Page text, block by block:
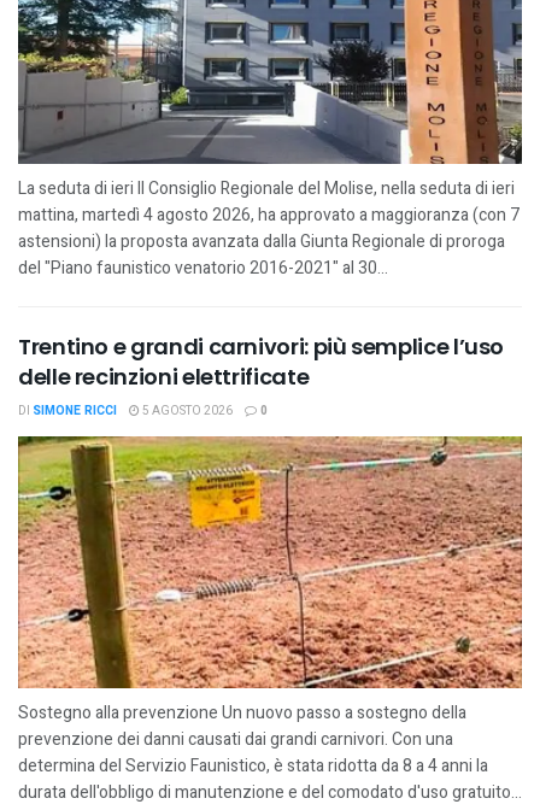
La seduta di ieri Il Consiglio Regionale del Molise, nella seduta di ieri
mattina, martedì 4 agosto 2026, ha approvato a maggioranza (con 7
astensioni) la proposta avanzata dalla Giunta Regionale di proroga
del "Piano faunistico venatorio 2016-2021" al 30...
Trentino e grandi carnivori: più semplice l’uso
delle recinzioni elettrificate
DI SIMONE RICCI 5 AGOSTO 2026 0
Sostegno alla prevenzione Un nuovo passo a sostegno della
prevenzione dei danni causati dai grandi carnivori. Con una
determina del Servizio Faunistico, è stata ridotta da 8 a 4 anni la
durata dell'obbligo di manutenzione e del comodato d'uso gratuito...